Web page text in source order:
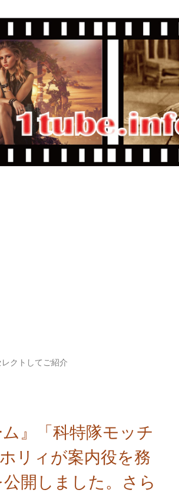
クトしてご紹介
』「科特隊モッチ
リィが案内役を務
開しました。さら